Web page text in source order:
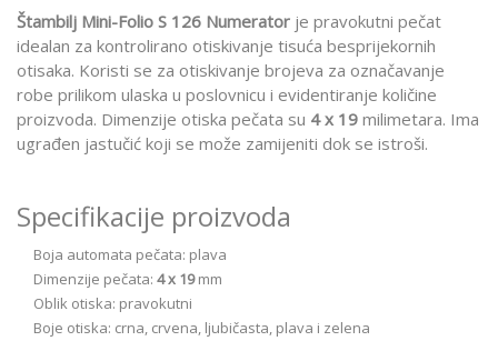
Štambilj Mini-Folio S 126 Numerator je pravokutni pečat
idealan za kontrolirano otiskivanje tisuća besprijekornih
otisaka. Koristi se za otiskivanje brojeva za označavanje
robe prilikom ulaska u poslovnicu i evidentiranje količine
proizvoda. Dimenzije otiska pečata su 4 x 19 milimetara. Ima
ugrađen jastučić koji se može zamijeniti dok se istroši.
Specifikacije proizvoda
Boja automata pečata: plava
Dimenzije pečata: 4 x 19mm
Oblik otiska: pravokutni
Boje otiska: crna, crvena, ljubičasta, plava i zelena